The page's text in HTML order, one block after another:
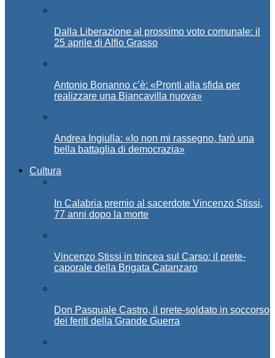
Dalla Liberazione al prossimo voto comunale: il
25 aprile di Alfio Grasso
Antonio Bonanno c’è: «Pronti alla sfida per
realizzare una Biancavilla nuova»
Andrea Ingiulla: «Io non mi rassegno, farò una
bella battaglia di democrazia»
Cultura
In Calabria premio al sacerdote Vincenzo Stissi,
77 anni dopo la morte
Vincenzo Stissi in trincea sul Carso: il prete-
caporale della Brigata Catanzaro
Don Pasquale Castro, il prete-soldato in soccorso
dei feriti della Grande Guerra